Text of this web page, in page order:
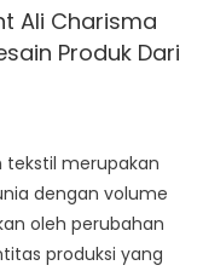
Ali Charisma
Produk Dari
tekstil merupakan
dengan volume
oleh perubahan
produksi yang